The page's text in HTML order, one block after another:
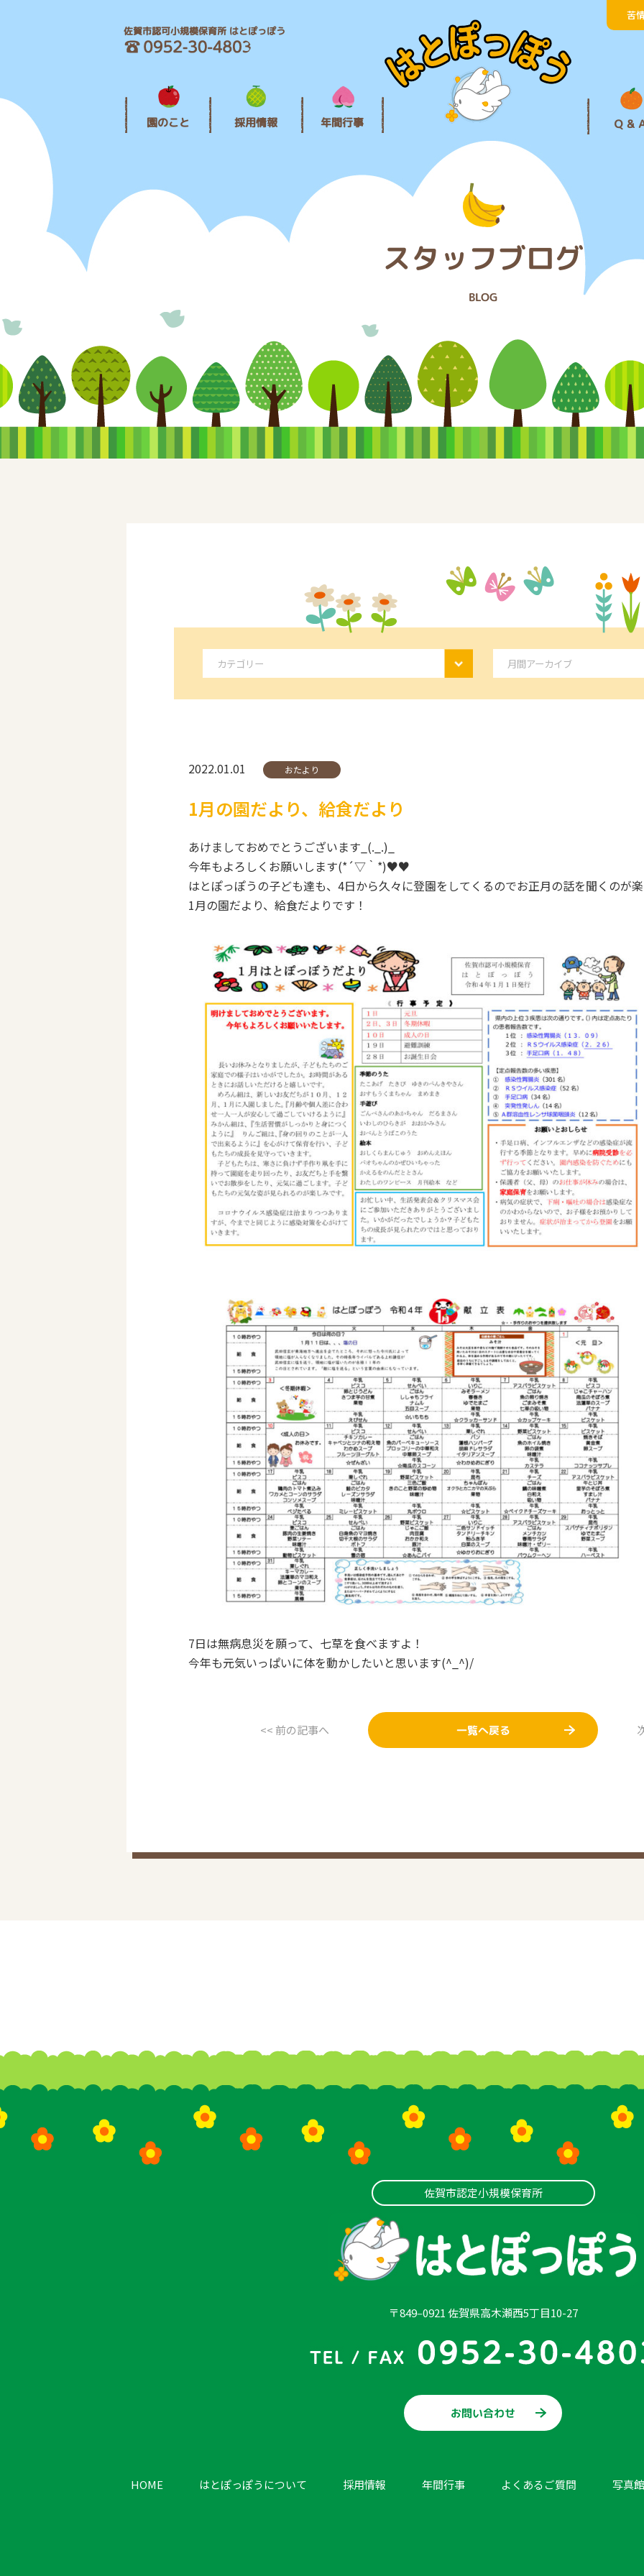
佐賀市認可小規模保育所 はとぽっぽう
苦
園のこと 採用情報 年間行事 Ｑ &
スタッフブログ
BLOG
2022.01.01 おたより
1月の園だより、給食だより
あけましておめでとうございます_(._.)_
今年もよろしくお願いします(*´▽｀*)♥♥
はとぽっぽうの子ども達も、4日から久々に登園をしてくるのでお正月の話を聞くのが
1月の園だより、給食だよりです！
7日は無病息災を願って、七草を食べますよ！
今年も元気いっぱいに体を動かしたいと思います(^_^)/
<< 前の記事へ 一覧へ戻る
佐賀市認定小規模保育所
〒849‒0921 佐賀県高木瀬西5丁目10-27
お問い合わせ
HOME はとぽっぽうについて 採用情報 年間行事 よくあるご質問 写真館